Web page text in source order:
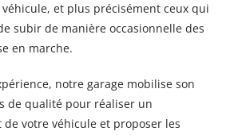
et plus précisément ceux qui
subir de manière occasionnelle des
en marche.
notre garage mobilise son
de qualité pour réaliser un
votre véhicule et proposer les